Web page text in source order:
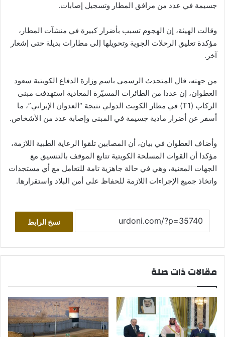
جسيمة في عدد من مرافق المطار وتسجيل إصابات.
وقالت الهيئة، إن الهجوم تسبب بأضرار كبيرة في منشآت المطار،
مؤكدة تعليق الرحلات الجوية وتحويلها إلى مطارات بديلة حتى إشعار
آخر.
من جهته، قال المتحدث الرسمي باسم وزارة الدفاع الكويتية سعود
العطوان، إن عددا من الطائرات المسيّرة المعادية استهدفت مبنى
الركاب (T1) في مطار الكويت الدولي نتيجة “العدوان الإيراني”، ما
أسفر عن أضرار مادية جسيمة في المبنى وإصابة عدد من الأشخاص.
وأضاف العطوان في بيان، أن المصابين تلقوا الرعاية الطبية اللازمة،
مؤكدا أن القوات المسلحة الكويتية تتابع الموقف بالتنسيق مع
الجهات المعنية، وهي في حالة جاهزية تامة للتعامل مع أي مستجدات
واتخاذ جميع الإجراءات اللازمة للحفاظ على أمن البلاد واستقرارها.
نسخ الرابط
مقالات ذات صلة